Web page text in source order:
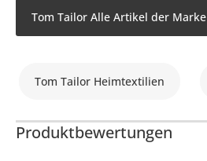
Tom Tailor Alle Artikel der Marke
Tom Tailor Heimtextilien
Produktbewertungen